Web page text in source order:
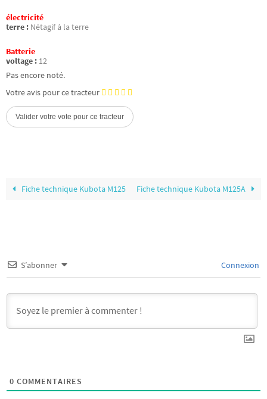
électricité
terre : Nétagif à la terre
Batterie
voltage : 12
Pas encore noté.
Votre avis pour ce tracteur
Fiche technique Kubota M125 Fiche technique Kubota M125A
S’abonner Connexion
0 COMMENTAIRES